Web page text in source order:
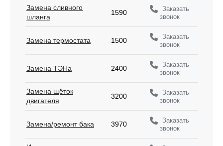
Замена сливного
шланга
1590
Заказать
звонок
Замена термостата 1500
Заказать
звонок
Замена ТЭНа 2400
Заказать
звонок
Замена щёток
двигателя
3200
Заказать
звонок
Замена/ремонт бака 3970
Заказать
звонок